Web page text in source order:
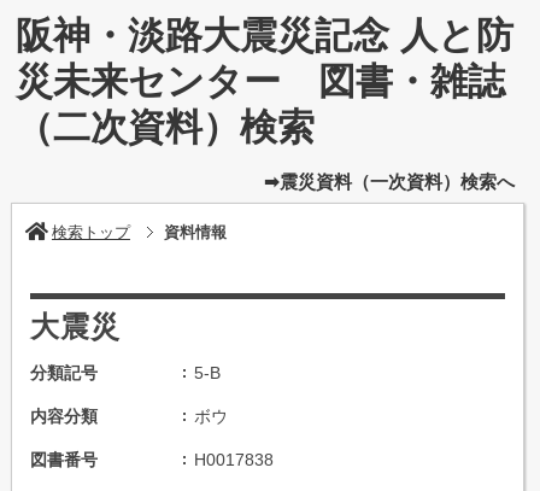
阪神・淡路大震災記念 人と防
災未来センター 図書・雑誌
（二次資料）検索
➡震災資料（一次資料）検索へ
検索トップ 資料情報
大震災
分類記号 5-B
内容分類 ボウ
図書番号 H0017838